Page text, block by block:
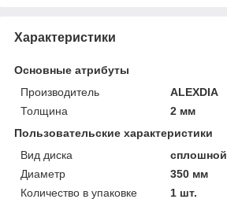
Характеристики
Основные атрибуты
Производитель
ALEXDIA
Толщина
2 мм
Пользовательские характеристики
Вид диска
сплошной
Диаметр
350 мм
Количество в упаковке
1 шт.